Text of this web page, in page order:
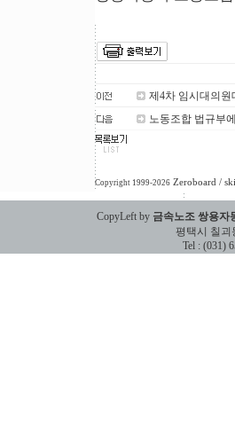
제4차 임시대의원
노동조합 법규부
Copyright 1999-2026 Zeroboard /
CopyLeft by 금속노조 쌍용자
평택시 칠괴동
Tel : (031)